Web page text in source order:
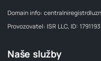
Domain info:
Provozovatel: ISR LLC, ID:
Naše služby